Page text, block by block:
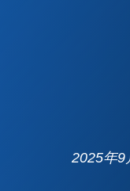
2025年9